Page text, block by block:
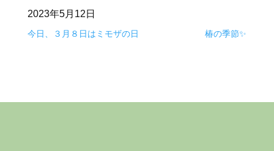
2023年5月12日
今日、３月８日はミモザの日 椿の季節✨